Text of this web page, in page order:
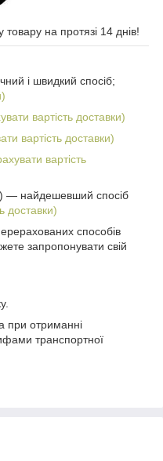
на протязі 14 днів!
і швидкий спосіб;
вартість доставки)
вартість доставки)
вартість
― найдешевший спосіб
доставки)
способів
запропонувати свій
при отриманні
транспортної